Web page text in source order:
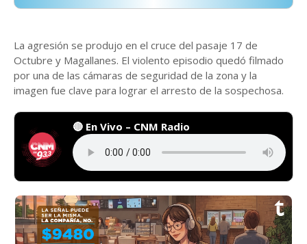
La agresión se produjo en el cruce del pasaje 17 de
Octubre y Magallanes. El violento episodio quedó filmado
por una de las cámaras de seguridad de la zona y la
imagen fue clave para lograr el arresto de la sospechosa.
🔴 En Vivo – CNM Radio